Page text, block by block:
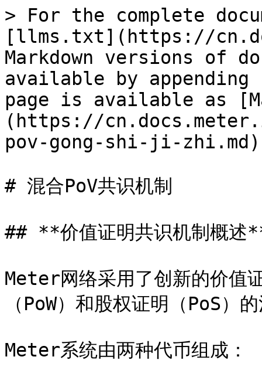
> For the complete
[llms.txt](https://
Markdown versions of
available by
page is available as
(https://
pov-gong-shi-ji-
# 混合PoV共识机制
## **价值证明共识机制概述
Meter网络采用了创新的价值
（PoW）和股权证明（PoS）
Meter系统由两种代币组成：